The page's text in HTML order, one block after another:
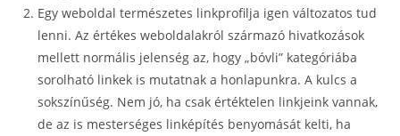
Egy weboldal természetes linkprofilja igen változatos tud
lenni. Az értékes weboldalakról származó hivatkozások
mellett normális jelenség az, hogy „bóvli” kategóriába
sorolható linkek is mutatnak a honlapunkra. A kulcs a
sokszínűség. Nem jó, ha csak értéktelen linkjeink vannak,
de az is mesterséges linképítés benyomását kelti, ha